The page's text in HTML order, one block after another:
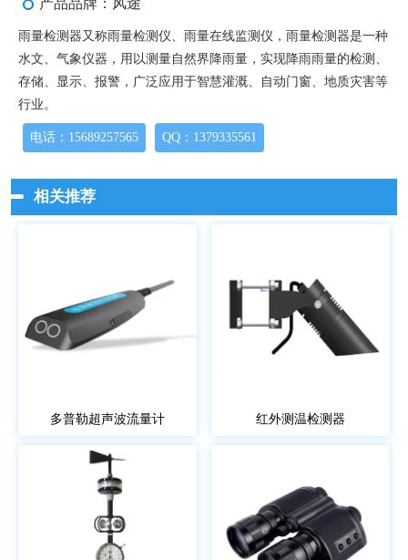
产品品牌：风途
雨量检测器又称雨量检测仪、雨量在线监测仪，雨量检测器是一种
水文、气象仪器，用以测量自然界降雨量，实现降雨雨量的检测、
存储、显示、报警，广泛应用于智慧灌溉、自动门窗、地质灾害等
行业。
电话：15689257565 QQ：1379335561
相关推荐
多普勒超声波流量计 红外测温检测器